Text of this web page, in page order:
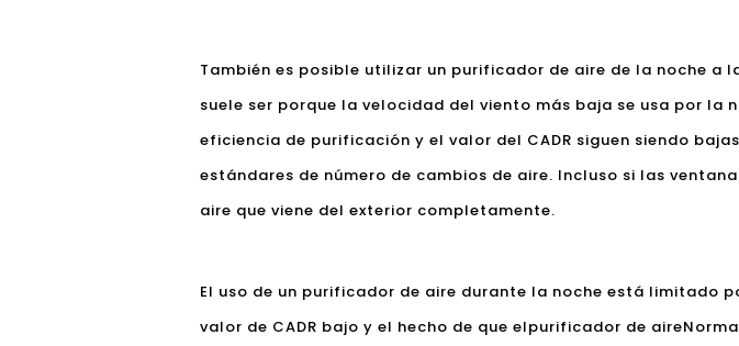
También es posible utilizar un purificador de aire de la noche a
suele ser porque la velocidad del viento más baja se usa por la
eficiencia de purificación y el valor del CADR siguen siendo
estándares de número de cambios de aire. Incluso si las
aire que viene del exterior completamente.
El uso de un purificador de aire durante la noche está limitado
valor de CADR bajo y el hecho de que elpurificador de aire